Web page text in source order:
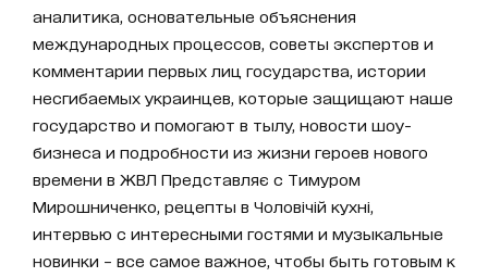
аналитика, основательные объяснения
международных процессов, советы экспертов и
комментарии первых лиц государства, истории
несгибаемых украинцев, которые защищают наше
государство и помогают в тылу, новости шоу-
бизнеса и подробности из жизни героев нового
времени в ЖВЛ Представляє с Тимуром
Мирошниченко, рецепты в Чоловічій кухні,
интервью с интересными гостями и музыкальные
новинки – все самое важное, чтобы быть готовым к